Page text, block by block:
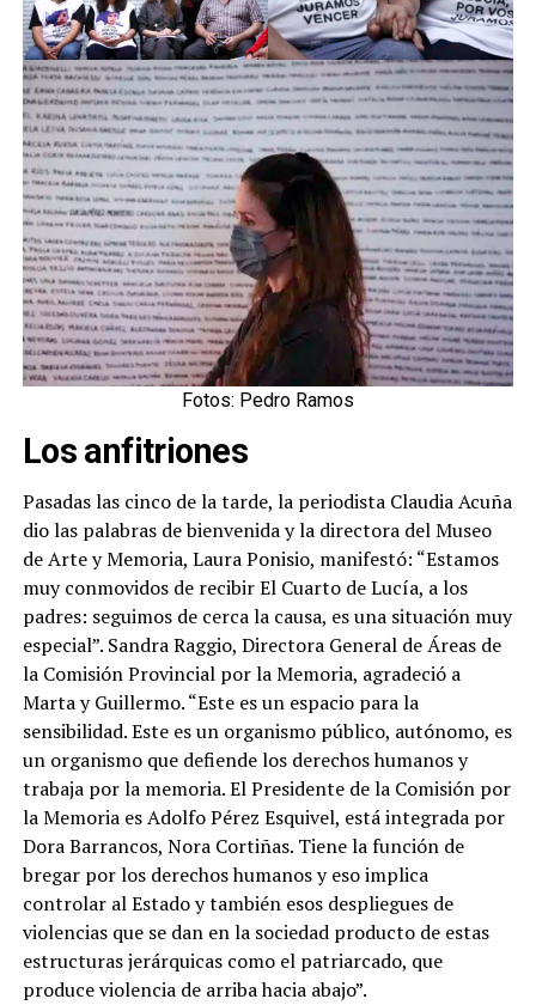
Fotos: Pedro Ramos
Los anfitriones
Pasadas las cinco de la tarde, la periodista Claudia Acuña
dio las palabras de bienvenida y la directora del Museo
de Arte y Memoria, Laura Ponisio, manifestó: “Estamos
muy conmovidos de recibir El Cuarto de Lucía, a los
padres: seguimos de cerca la causa, es una situación muy
especial”. Sandra Raggio, Directora General de Áreas de
la Comisión Provincial por la Memoria, agradeció a
Marta y Guillermo. “Este es un espacio para la
sensibilidad. Este es un organismo público, autónomo, es
un organismo que defiende los derechos humanos y
trabaja por la memoria. El Presidente de la Comisión por
la Memoria es Adolfo Pérez Esquivel, está integrada por
Dora Barrancos, Nora Cortiñas. Tiene la función de
bregar por los derechos humanos y eso implica
controlar al Estado y también esos despliegues de
violencias que se dan en la sociedad producto de estas
estructuras jerárquicas como el patriarcado, que
produce violencia de arriba hacia abajo”.